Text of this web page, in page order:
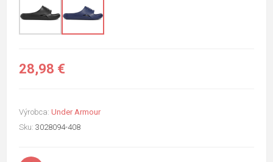
28,98 €
Výrobca: Under Armour
Sku: 3028094-408